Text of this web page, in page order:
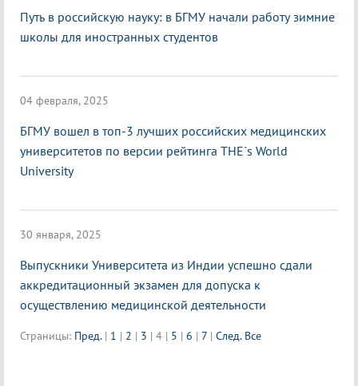
Путь в российскую науку: в БГМУ начали работу зимние
школы для иностранных студентов
04 февраля, 2025
БГМУ вошел в топ-3 лучших российских медицинских
университетов по версии рейтинга THE`s World
University
30 января, 2025
Выпускники Университета из Индии успешно сдали
аккредитационный экзамен для допуска к
осуществлению медицинской деятельности
Страницы: Пред. | 1 | 2 | 3 | 4 | 5 | 6 | 7 | След. Все